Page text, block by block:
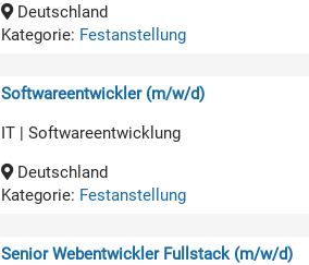
Deutschland
Kategorie: Festanstellung
Softwareentwickler (m/w/d)
IT | Softwareentwicklung
Deutschland
Kategorie: Festanstellung
Senior Webentwickler Fullstack (m/w/d)